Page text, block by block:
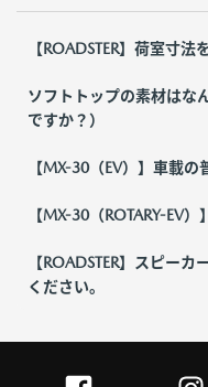
【ROADSTER】荷室寸法
ソフトトップの素材はな
ですか？）
【MX-30（EV）】車載
【MX-30（ROTARY-EV
【ROADSTER】スピー
ください。